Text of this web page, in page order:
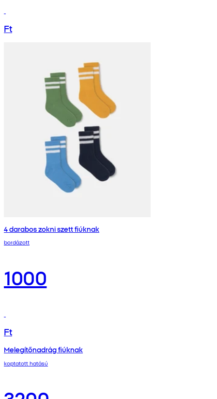
Ft
4 darabos zokni szett fiúknak
bordázott
1000
Ft
Melegítőnadrág fiúknak
koptatott hatású